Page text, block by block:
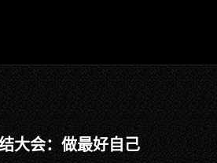
大会：做最好自己